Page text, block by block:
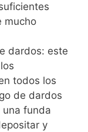
mucho
dardos: este
todos los
de dardos
funda
y